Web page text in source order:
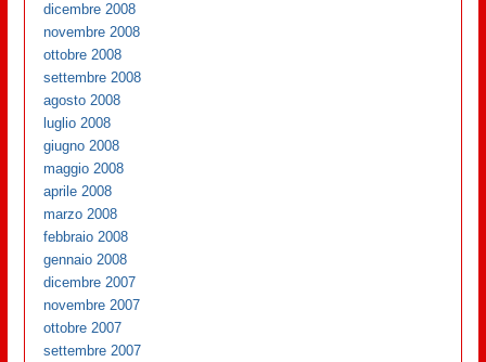
dicembre 2008
novembre 2008
ottobre 2008
settembre 2008
agosto 2008
luglio 2008
giugno 2008
maggio 2008
aprile 2008
marzo 2008
febbraio 2008
gennaio 2008
dicembre 2007
novembre 2007
ottobre 2007
settembre 2007